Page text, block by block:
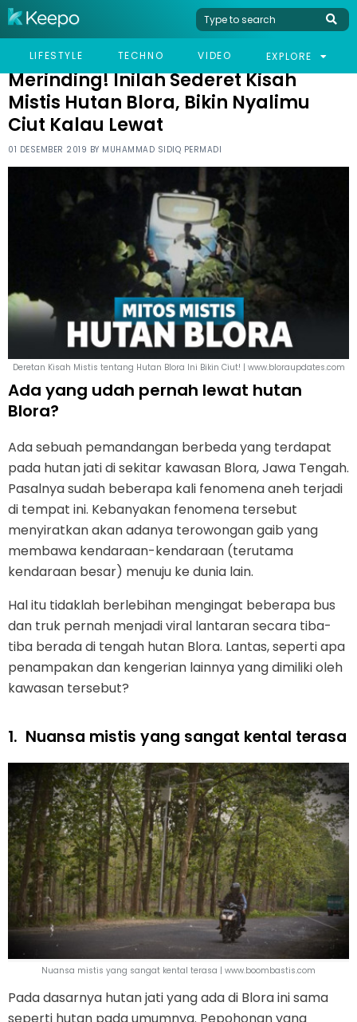
LIFESTYLE TECHNO VIDEO EXPLORE
HOME VIRAL
MERINDING! INILAH SEDERET KISAH MISTIS HUTAN BLORA, BIKIN
Merinding! Inilah Sederet Kisah
Mistis Hutan Blora, Bikin Nyalimu
Ciut Kalau Lewat
01 DESEMBER 2019 BY MUHAMMAD SIDIQ PERMADI
Deretan Kisah Mistis tentang Hutan Blora Ini Bikin Ciut! | www.bloraupdates.com
Ada yang udah pernah lewat hutan
Blora?
Ada sebuah pemandangan berbeda yang terdapat
pada hutan jati di sekitar kawasan Blora, Jawa Tengah.
Pasalnya sudah beberapa kali fenomena aneh terjadi
di tempat ini. Kebanyakan fenomena tersebut
menyiratkan akan adanya terowongan gaib yang
membawa kendaraan-kendaraan (terutama
kendaraan besar) menuju ke dunia lain.
Hal itu tidaklah berlebihan mengingat beberapa bus
dan truk pernah menjadi viral lantaran secara tiba-
tiba berada di tengah hutan Blora. Lantas, seperti apa
penampakan dan kengerian lainnya yang dimiliki oleh
kawasan tersebut?
1. Nuansa mistis yang sangat kental terasa
Nuansa mistis yang sangat kental terasa | www.boombastis.com
Pada dasarnya hutan jati yang ada di Blora ini sama